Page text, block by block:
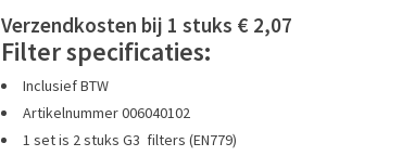
Verzendkosten bij 1 stuks € 2,07
Filter specificaties:
Inclusief BTW
Artikelnummer 006040102
1 set is 2 stuks G3 filters (EN779)